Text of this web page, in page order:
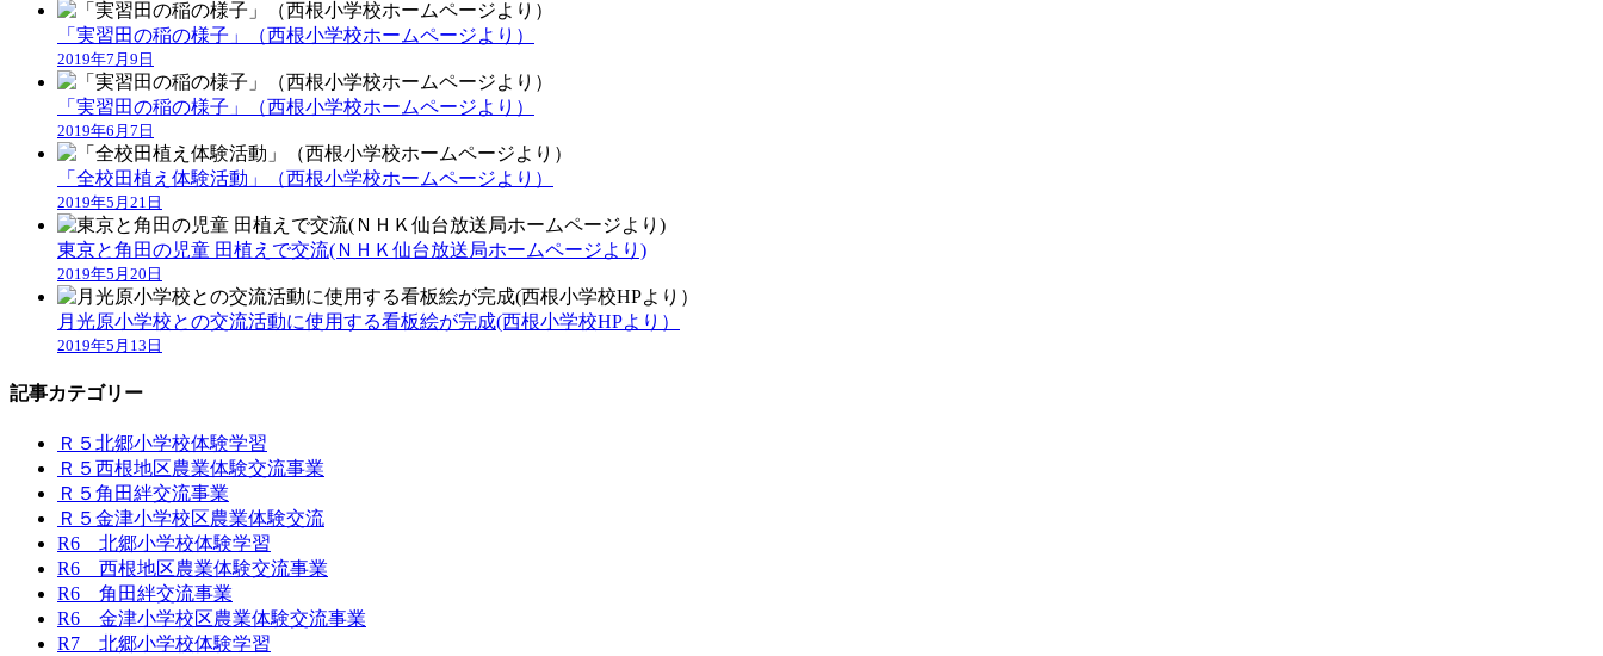
「実習田の稲の様子」（西根小学校ホームページより）
2019年7月9日
「実習田の稲の様子」（西根小学校ホームページより）
2019年6月7日
「全校田植え体験活動」（西根小学校ホームページより）
2019年5月21日
東京と角田の児童 田植えで交流(ＮＨＫ仙台放送局ホームページより)
2019年5月20日
月光原小学校との交流活動に使用する看板絵が完成(西根小学校HPより）
2019年5月13日
記事カテゴリー
Ｒ５北郷小学校体験学習
Ｒ５西根地区農業体験交流事業
Ｒ５角田絆交流事業
Ｒ５金津小学校区農業体験交流
R6 北郷小学校体験学習
R6 西根地区農業体験交流事業
R6 角田絆交流事業
R6 金津小学校区農業体験交流事業
R7 北郷小学校体験学習